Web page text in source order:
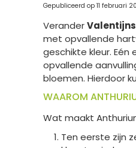
Gepubliceerd op 11 februari
Verander
met opvallende
geschikte kleur.
opvallende
bloemen. Hierdoor
WAAROM
Wat maakt
Ten eerste zijn